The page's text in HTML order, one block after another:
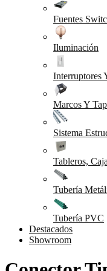
Fuentes
Iluminación
Interruptores
Marcos Y
Sistema
Tableros,
Tubería
Tubería PVC
Destacados
Showroom